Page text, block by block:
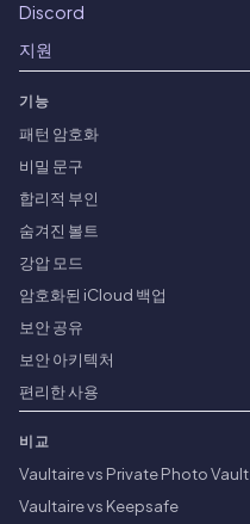
Discord
지원
기능
패턴 암호화
비밀 문구
합리적 부인
숨겨진 볼트
강압 모드
암호화된 iCloud 백업
보안 공유
보안 아키텍처
편리한 사용
비교
Vaultaire vs Private Photo Vault
Vaultaire vs Keepsafe